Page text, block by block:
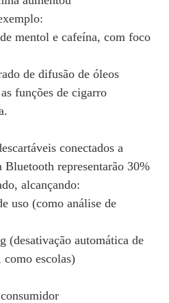
mentol e cafeína, com foco
de difusão de óleos
funções de cigarro
​​conectados a
representarão 30%
alcançando:
uso (como análise de
(desativação automática de
como escolas)